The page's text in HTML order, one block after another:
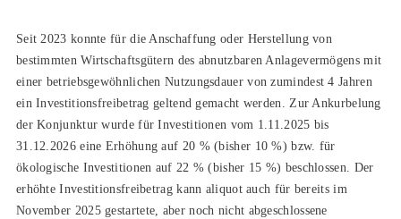
Seit 2023 konnte für die Anschaffung oder Herstellung von
bestimmten Wirtschaftsgütern des abnutzbaren Anlagevermögens mit
einer betriebsgewöhnlichen Nutzungsdauer von zumindest 4 Jahren
ein Investitionsfreibetrag geltend gemacht werden. Zur Ankurbelung
der Konjunktur wurde für Investitionen vom 1.11.2025 bis
31.12.2026 eine Erhöhung auf 20 % (bisher 10 %) bzw. für
ökologische Investitionen auf 22 % (bisher 15 %) beschlossen. Der
erhöhte Investitionsfreibetrag kann aliquot auch für bereits im
November 2025 gestartete, aber noch nicht abgeschlossene